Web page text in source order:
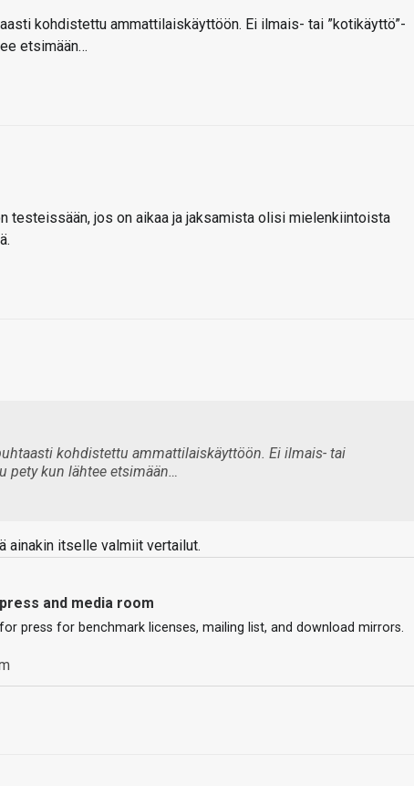
kohdistettu ammattilaiskäyttöön. Ei ilmais- tai ”kotikäyttö”-
etsimään…
testeissään, jos on aikaa ja jaksamista olisi mielenkiintoista
kohdistettu ammattilaiskäyttöön. Ei ilmais- tai
pety kun lähtee etsimään…
ainakin itselle valmiit vertailut.
and media room
press for benchmark licenses, mailing list, and download mirrors.